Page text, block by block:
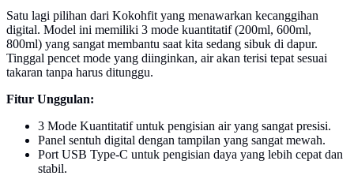
Satu lagi pilihan dari Kokohfit yang menawarkan kecanggihan
digital. Model ini memiliki 3 mode kuantitatif (200ml, 600ml,
800ml) yang sangat membantu saat kita sedang sibuk di dapur.
Tinggal pencet mode yang diinginkan, air akan terisi tepat sesuai
takaran tanpa harus ditunggu.
Fitur Unggulan:
3 Mode Kuantitatif untuk pengisian air yang sangat presisi.
Panel sentuh digital dengan tampilan yang sangat mewah.
Port USB Type-C untuk pengisian daya yang lebih cepat dan
stabil.